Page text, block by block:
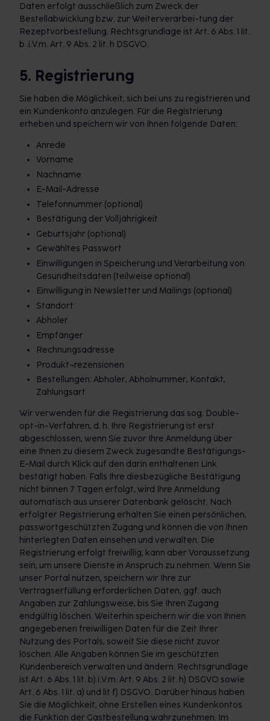
Daten erfolgt ausschließlich zum Zweck der
Bestellabwicklung bzw. zur Weiterverarbei-tung der
Rezeptvorbestellung. Rechtsgrundlage ist Art. 6 Abs. 1 lit.
b .i.V.m. Art. 9 Abs. 2 lit. h DSGVO.
5. Registrierung
Sie haben die Möglichkeit, sich bei uns zu registrieren und
ein Kundenkonto anzulegen. Für die Registrierung
erheben und speichern wir von Ihnen folgende Daten:
Anrede
Vorname
Nachname
E-Mail-Adresse
Telefonnummer (optional)
Bestätigung der Volljährigkeit
Geburtsjahr (optional)
Gewähltes Passwort
Einwilligungen in Speicherung und Verarbeitung von
Gesundheitsdaten (teilweise optional)
Einwilligung in Newsletter und Mailings (optional)
Standort
Abholer
Empfänger
Rechnungsadresse
Produkt¬rezensionen
Bestellungen: Abholer, Abholnummer, Kontakt,
Zahlungsart
Wir verwenden für die Registrierung das sog. Double-
opt-in-Verfahren, d. h. Ihre Registrierung ist erst
abgeschlossen, wenn Sie zuvor Ihre Anmeldung über
eine Ihnen zu diesem Zweck zugesandte Bestätigungs-
E-Mail durch Klick auf den darin enthaltenen Link
bestätigt haben. Falls Ihre diesbezügliche Bestätigung
nicht binnen 7 Tagen erfolgt, wird Ihre Anmeldung
automatisch aus unserer Datenbank gelöscht. Nach
erfolgter Registrierung erhalten Sie einen persönlichen,
passwortgeschützten Zugang und können die von Ihnen
hinterlegten Daten einsehen und verwalten. Die
Registrierung erfolgt freiwillig, kann aber Voraussetzung
sein, um unsere Dienste in Anspruch zu nehmen. Wenn Sie
unser Portal nutzen, speichern wir Ihre zur
Vertragserfüllung erforderlichen Daten, ggf. auch
Angaben zur Zahlungsweise, bis Sie Ihren Zugang
endgültig löschen. Weiterhin speichern wir die von Ihnen
angegebenen freiwilligen Daten für die Zeit Ihrer
Nutzung des Portals, soweit Sie diese nicht zuvor
löschen. Alle Angaben können Sie im geschützten
Kundenbereich verwalten und ändern. Rechtsgrundlage
ist Art. 6 Abs. 1 lit. b) i.V.m. Art. 9 Abs. 2 lit. h) DSGVO sowie
Art. 6 Abs. 1 lit. a) und lit f) DSGVO. Darüber hinaus haben
Sie die Möglichkeit, ohne Erstellen eines Kundenkontos
die Funktion der Gastbestellung wahrzunehmen. Im